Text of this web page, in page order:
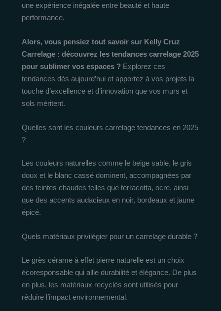
une expérience inégalée entre beauté et haute
performance.
Alors, vous pensiez tout savoir sur Kelly Cruz
Carrelage : découvrez les tendances carrelage 2025
pour sublimer vos espaces ? Explorez ces
tendances dès aujourd’hui et apportez à vos projets la
touche d’excellence et d’innovation que vos murs et
sols méritent.
Quelles sont les couleurs carrelage tendances en 2025
?
Les couleurs naturelles comme le beige sable, le gris
doux et le blanc cassé dominent, accompagnées par
des teintes chaudes telles que terracotta, ocre, ainsi
que des accents audacieux en noir, bordeaux et jaune
épicé.
Quels matériaux privilégier pour un carrelage durable ?
Le grès cérame à effet pierre naturelle est un choix
écoresponsable qui allie durabilité et élégance. De plus
en plus, les matériaux recyclés sont utilisés pour
réduire l’impact environnemental.